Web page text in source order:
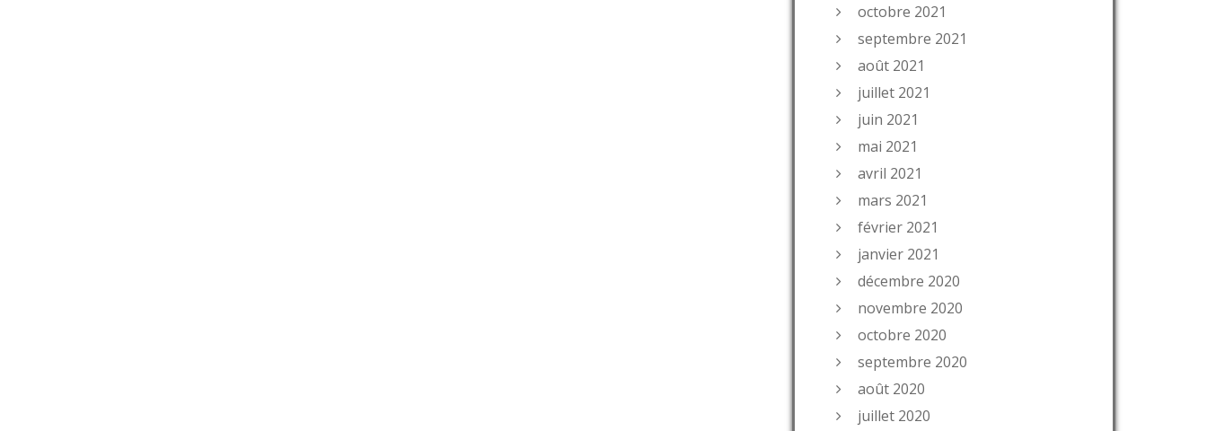
octobre 2021
septembre 2021
août 2021
juillet 2021
juin 2021
mai 2021
avril 2021
mars 2021
février 2021
janvier 2021
décembre 2020
novembre 2020
octobre 2020
septembre 2020
août 2020
juillet 2020